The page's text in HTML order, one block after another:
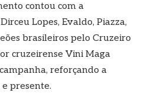
contou com a
Lopes, Evaldo, Piazza,
brasileiros pelo Cruzeiro
cruzeirense Vini Maga
reforçando a
presente.